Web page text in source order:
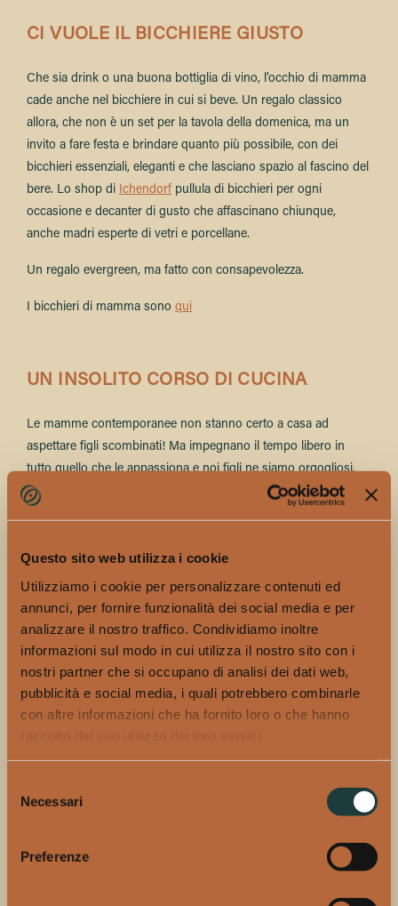
Questo sito web utilizza i cookie
Utilizziamo i cookie per personalizzare contenuti ed
annunci, per fornire funzionalità dei social media e per
analizzare il nostro traffico. Condividiamo inoltre
informazioni sul modo in cui utilizza il nostro sito con i
nostri partner che si occupano di analisi dei dati web,
pubblicità e social media, i quali potrebbero combinarle
con altre informazioni che ha fornito loro o che hanno
raccolto dal suo utilizzo dei loro servizi.
delNecessari
Preferenze
CI VUOLE IL BICCHIERE GIUSTO
Che sia drink o una buona bottiglia di vino, l’occhio di mamma
cade anche nel bicchiere in cui si beve. Un regalo classico
allora, che non è un set per la tavola della domenica, ma un
invito a fare festa e brindare quanto più possibile, con dei
bicchieri essenziali, eleganti e che lasciano spazio al fascino del
bere. Lo shop di Ichendorf pullula di bicchieri per ogni
occasione e decanter di gusto che affascinano chiunque,
anche madri esperte di vetri e porcellane.
Un regalo evergreen, ma fatto con consapevolezza.
I bicchieri di mamma sono qui
UN INSOLITO CORSO DI CUCINA
Le mamme contemporanee non stanno certo a casa ad
aspettare figli scombinati! Ma impegnano il tempo libero in
tutto quello che le appassiona e noi figli ne siamo orgogliosi.
Supportiamole con altri corsi, allora! Se la cucina non è una
geniale. Questa struttura organizza regolarmente corsi di
cucina internazionale e regionale, con focus diversi: dalla
pasticceria francese, alla cucina casalinga libanese ai tacos
messicani. C’è un esperto dedicato per ogni corso della durata
di qualche ora, a un costo accessibile. Basta andare sul loro
sitoper consultare tutto il calendario o acquistare un buono
regalo e lasciare scegliere a mamma il corso che più la rende
felice.
Non c’è mamma che non sia felice di fare un fine settimana o